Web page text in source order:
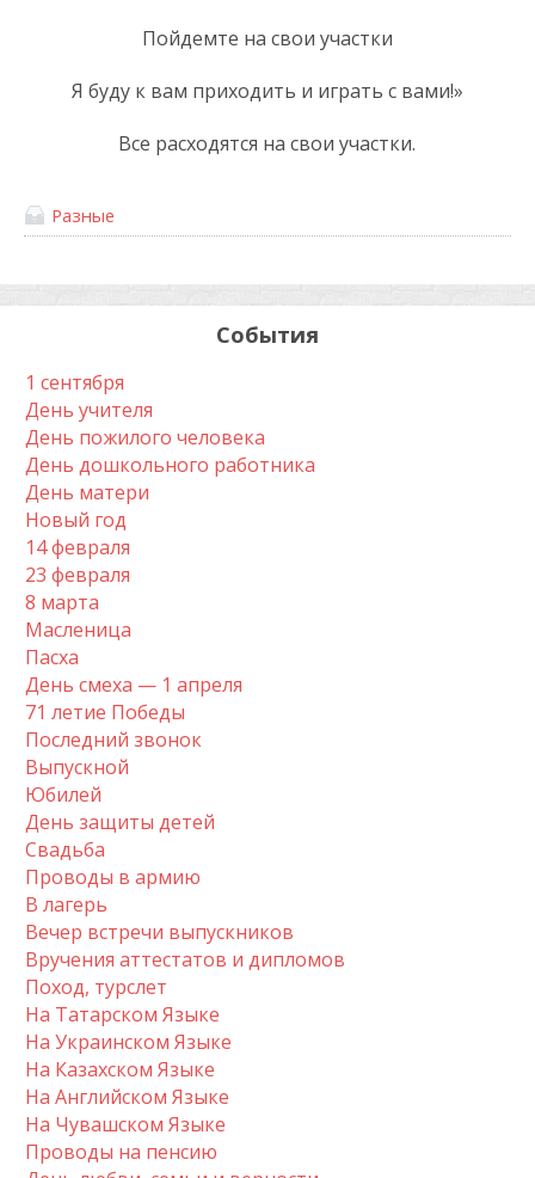
Пойдемте на свои участки
Я буду к вам приходить и играть с вами!»
Все расходятся на свои участки.
Разные
События
1 сентября
День учителя
День пожилого человека
День дошкольного работника
День матери
Новый год
14 февраля
23 февраля
8 марта
Масленица
Пасха
День смеха — 1 апреля
71 летие Победы
Последний звонок
Выпускной
Юбилей
День защиты детей
Свадьба
Проводы в армию
В лагерь
Вечер встречи выпускников
Вручения аттестатов и дипломов
Поход, турслет
На Татарском Языке
На Украинском Языке
На Казахском Языке
На Английском Языке
На Чувашском Языке
Проводы на пенсию